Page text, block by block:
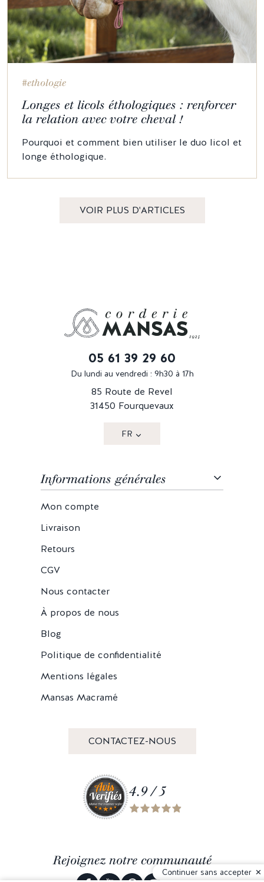
#ethologie
Longes et licols éthologiques : renforcer
la relation avec votre cheval !
Pourquoi et comment bien utiliser le duo licol et
longe éthologique.
VOIR PLUS D'ARTICLES
05 61 39 29 60
Du lundi au vendredi : 9h30 à 17h
85 Route de Revel
31450 Fourquevaux
FR
Informations générales
Mon compte
Livraison
Retours
CGV
Nous contacter
À propos de nous
Blog
Politique de confidentialité
Mentions légales
Mansas Macramé
CONTACTEZ-NOUS
4.9 / 5
Rejoignez notre communauté
Continuer sans accepter